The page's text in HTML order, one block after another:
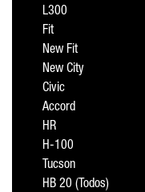
L300
Fit
New Fit
New City
Civic
Accord
HR
H-100
Tucson
HB 20 (Todos)